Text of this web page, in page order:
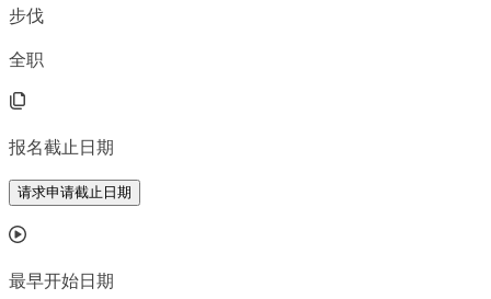
步伐
全职
报名截止日期
请求申请截止日期
最早开始日期